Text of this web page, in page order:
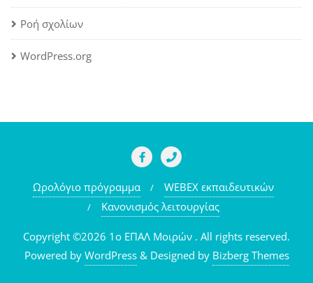
Ροή σχολίων
WordPress.org
Ωρολόγιο πρόγραμμα
WEBEX εκπαιδευτικών
Κανονισμός λειτουργίας
Copyright ©2026 1o ΕΠΑΛ Μοιρών . All rights reserved.
Powered by WordPress & Designed by Bizberg Themes